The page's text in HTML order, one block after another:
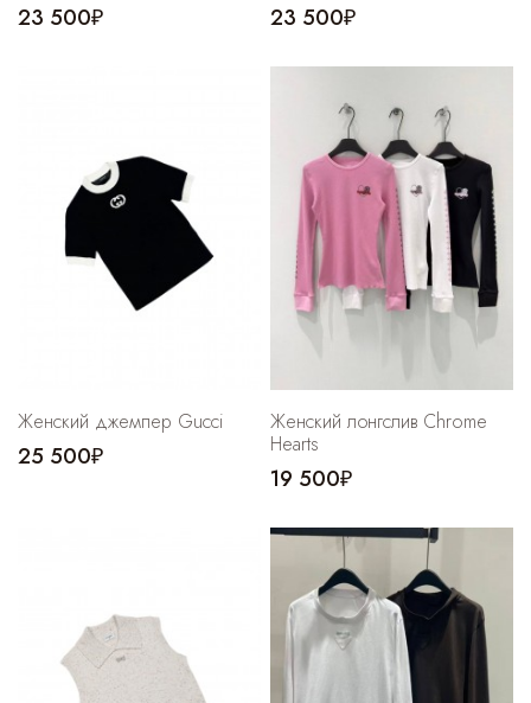
23 500₽ 23 500₽
Женский джемпер Gucci
25 500₽
Женский лонгслив Chrome
Hearts
19 500₽